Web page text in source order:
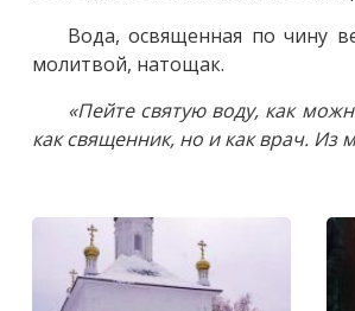
Вода, освященная по чину
молитвой, натощак.
«Пейте святую воду, как
как священник, но и как врач. Из